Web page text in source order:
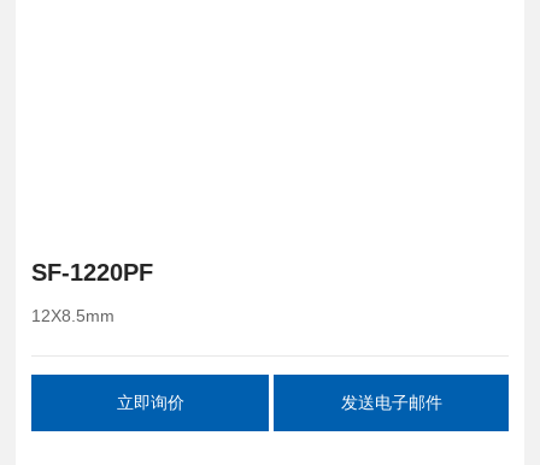
SF-1220PF
12X8.5mm
立即询价 发送电子邮件